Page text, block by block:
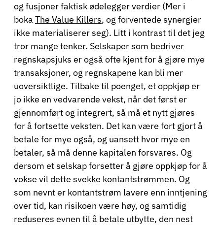
og fusjoner faktisk ødelegger verdier (Mer i
bokaThe Value Killers, og forventede synergier
ikke materialiserer seg). Litt i kontrast til det jeg
tror mange tenker. Selskaper som bedriver
regnskapsjuks er også ofte kjent for å gjøre mye
transaksjoner, og regnskapene kan bli mer
uoversiktlige. Tilbake til poenget, et oppkjøp er
jo ikke en vedvarende vekst, når det først er
gjennomført og integrert, så må et nytt gjøres
for å fortsette veksten. Det kan være fort gjort å
betale for mye også, og uansett hvor mye en
betaler, så må denne kapitalen forsvares. Og
dersom et selskap forsetter å gjøre oppkjøp for å
vokse vil dette svekke kontantstrømmen. Og
som nevnt er kontantstrøm lavere enn inntjening
over tid, kan risikoen være høy, og samtidig
reduseres evnen til å betale utbytte, den nest